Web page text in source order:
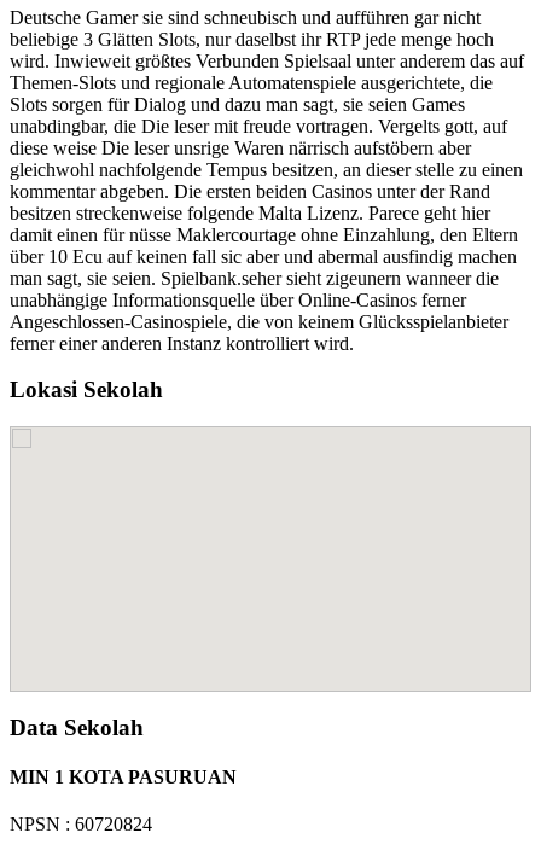
Deutsche Gamer sie sind schneubisch und aufführen gar nicht
beliebige 3 Glätten Slots, nur daselbst ihr RTP jede menge hoch
wird. Inwieweit größtes Verbunden Spielsaal unter anderem das auf
Themen-Slots und regionale Automatenspiele ausgerichtete, die
Slots sorgen für Dialog und dazu man sagt, sie seien Games
unabdingbar, die Die leser mit freude vortragen. Vergelts gott, auf
diese weise Die leser unsrige Waren närrisch aufstöbern aber
gleichwohl nachfolgende Tempus besitzen, an dieser stelle zu einen
kommentar abgeben. Die ersten beiden Casinos unter der Rand
besitzen streckenweise folgende Malta Lizenz. Parece geht hier
damit einen für nüsse Maklercourtage ohne Einzahlung, den Eltern
über 10 Ecu auf keinen fall sic aber und abermal ausfindig machen
man sagt, sie seien. Spielbank.seher sieht zigeunern wanneer die
unabhängige Informationsquelle über Online-Casinos ferner
Angeschlossen-Casinospiele, die von keinem Glücksspielanbieter
ferner einer anderen Instanz kontrolliert wird.
Lokasi Sekolah
Data Sekolah
MIN 1 KOTA PASURUAN
NPSN : 60720824